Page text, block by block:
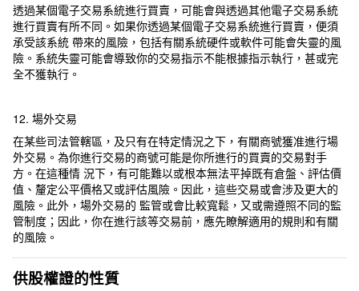
透過某個電子交易系統進行買賣，可能會與透過其他電子交易系統
進行買賣有所不同。如果你透過某個電子交易系統進行買賣，便須
承受該系統 帶來的風險，包括有關系統硬件或軟件可能會失靈的風
險。系統失靈可能會導致你的交易指示不能根據指示執行，甚或完
全不獲執行。
12. 場外交易
在某些司法管轄區，及只有在特定情況之下，有關商號獲准進行場
外交易。為你進行交易的商號可能是你所進行的買賣的交易對手
方。在這種情 況下，有可能難以或根本無法平掉既有倉盤、評估價
值、釐定公平價格又或評估風險。因此，這些交易或會涉及更大的
風險。此外，場外交易的 監管或會比較寬鬆，又或需遵照不同的監
管制度；因此，你在進行該等交易前，應先瞭解適用的規則和有關
的風險。
供股權證的性質